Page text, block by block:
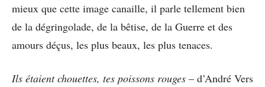
mieux que cette image canaille, il parle tellement bien
de la dégringolade, de la bêtise, de la Guerre et des
amours déçus, les plus beaux, les plus tenaces.
Ils étaient chouettes, tes poissons rouges – d’André Vers